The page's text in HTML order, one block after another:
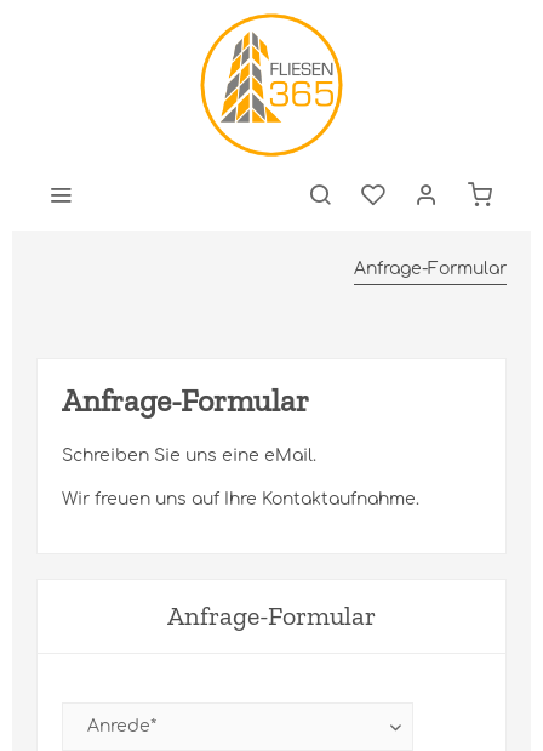
Anfrage-Formular
Anfrage-Formular
Schreiben Sie uns eine eMail.
Wir freuen uns auf Ihre Kontaktaufnahme.
Anfrage-Formular